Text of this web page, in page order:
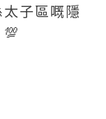
子區嘅隱